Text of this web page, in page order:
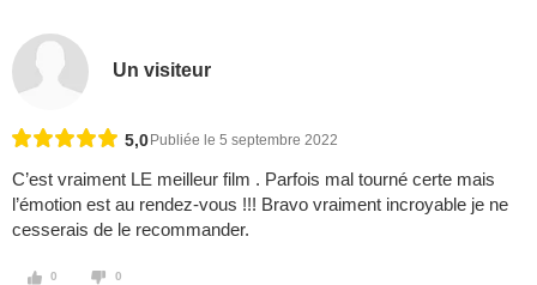
Un visiteur
5,0 Publiée le 5 septembre 2022
C’est vraiment LE meilleur film . Parfois mal tourné certe mais
l’émotion est au rendez-vous !!! Bravo vraiment incroyable je ne
cesserais de le recommander.
0 0